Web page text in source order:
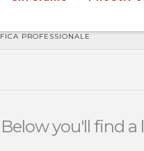
PROFESSIONALE
Below you'll find